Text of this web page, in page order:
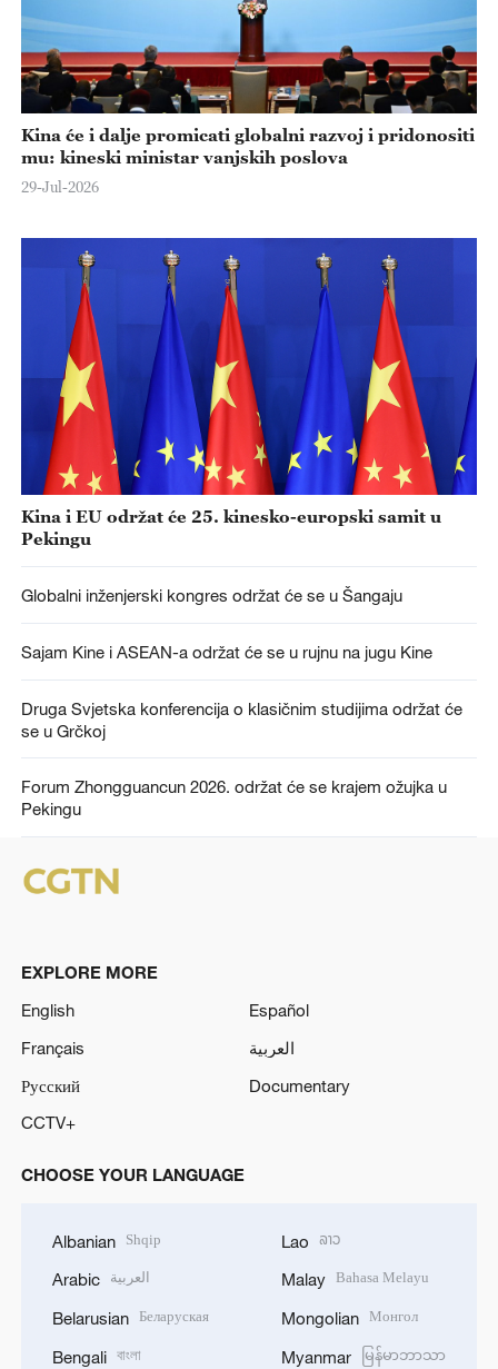
Kina će i dalje promicati globalni razvoj i pridonositi
mu: kineski ministar vanjskih poslova
29-Jul-2026
Kina i EU održat će 25. kinesko-europski samit u
Pekingu
Globalni inženjerski kongres održat će se u Šangaju
Sajam Kine i ASEAN-a održat će se u rujnu na jugu Kine
Druga Svjetska konferencija o klasičnim studijima održat će
se u Grčkoj
Forum Zhongguancun 2026. održat će se krajem ožujka u
Pekingu
EXPLORE MORE
English
Español
Français
العربية
Русский
Documentary
CCTV+
CHOOSE YOUR LANGUAGE
Albanian Shqip
Arabic العربية
Belarusian Беларуская
Bengali বাংলা
Lao ລາວ
Malay Bahasa Melayu
Mongolian Монгол
Myanmar မြန်မာဘာသာ